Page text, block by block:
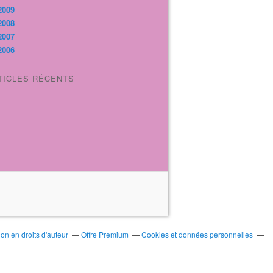
RÉCENTS
en droits d'auteur Offre Premium
Cookies et données personnelles